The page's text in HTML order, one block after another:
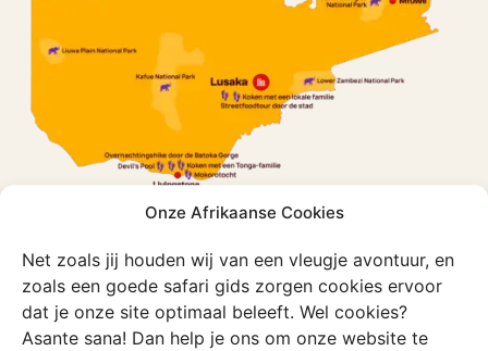
Onze Afrikaanse Cookies
Net zoals jij houden wij van een vleugje avontuur, en
zoals een goede safari gids zorgen cookies ervoor
dat je onze site optimaal beleeft. Wel cookies?
Asante sana! Dan help je ons om onze website te